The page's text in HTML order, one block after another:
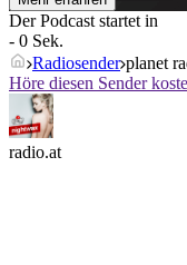
Der Podcast startet in
- 0 Sek.
Radiosender planet
Höre diesen Sender
radio.at